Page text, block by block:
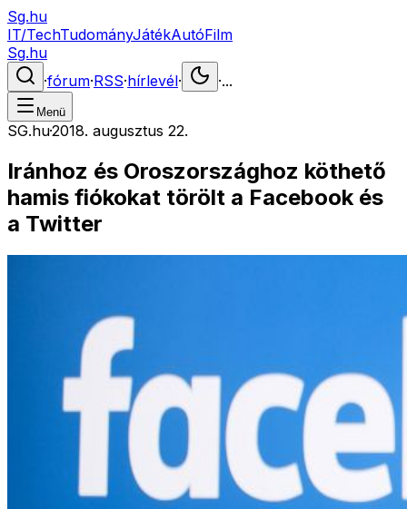
Sg.hu
IT/TechTudományJátékAutóFilm
Sg.hu
·fórum·RSS·hírlevél· ·...
Menü
SG.hu·2018. augusztus 22.
Iránhoz és Oroszországhoz köthető
hamis fiókokat törölt a Facebook és
a Twitter